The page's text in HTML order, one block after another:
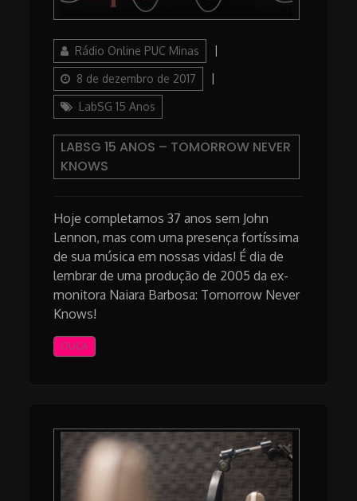
AuthorRádio Online PUC Minas
8 de dezembro de 2017
LabSG 15 Anos
LABSG 15 ANOS – TOMORROW NEVER
KNOWS
Hoje completamos 37 anos sem John
Lennon, mas com uma presença fortíssima
de sua música em nossas vidas! É dia de
lembrar de uma produção de 2005 da ex-
monitora Naiara Barbosa: Tomorrow Never
Knows!
OUÇA